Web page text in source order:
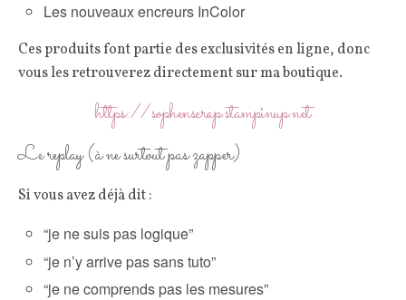
Les nouveaux encreurs InColor
Ces produits font partie des exclusivités en ligne, donc
vous les retrouverez directement sur ma boutique.
https://sophenscrap.stampinup.net
Le replay (à ne surtout pas zapper)
Si vous avez déjà dit :
“je ne suis pas logique”
“je n’y arrive pas sans tuto”
“je ne comprends pas les mesures”